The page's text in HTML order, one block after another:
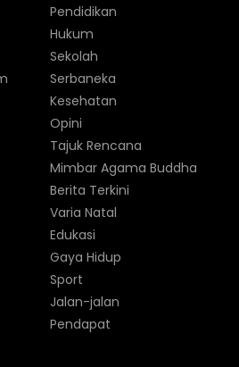
Pendidikan
Hukum
Sekolah
Serbaneka
Kesehatan
Opini
Tajuk Rencana
Mimbar Agama Buddha
Berita Terkini
Varia Natal
Edukasi
Gaya Hidup
Sport
Jalan-jalan
Pendapat